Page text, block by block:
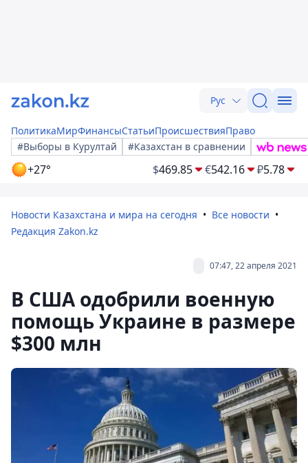
Рус
ПолитикаМирФинансыСтатьиПроисшествияПраво
#Выборы в Курултай
#Казахстан в сравнении
+27° $469.85 €542.16 ₽5.78
Новости Казахстана и мира на сегодня
Все новости
Редакция Zakon.kz
07:47, 22 апреля 2021
В США одобрили военную
помощь Украине в размере
$300 млн